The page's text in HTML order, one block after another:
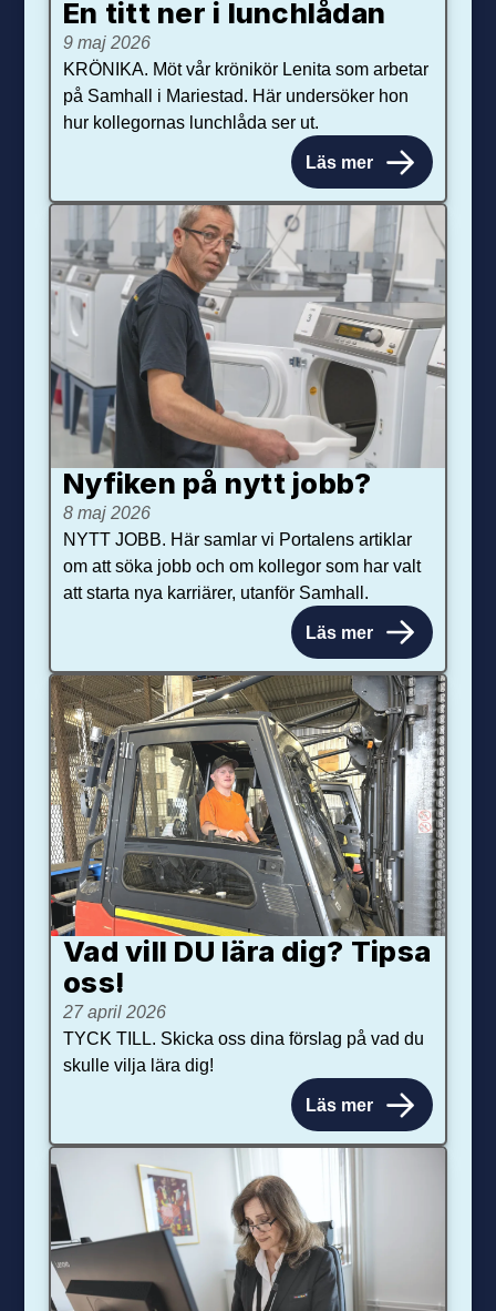
En titt ner i lunchlådan
9 maj 2026
KRÖNIKA. Möt vår krönikör Lenita som arbetar
på Samhall i Mariestad. Här undersöker hon
hur kollegornas lunchlåda ser ut.
Läs mer
Nyfiken på nytt jobb?
8 maj 2026
NYTT JOBB. Här samlar vi Portalens artiklar
om att söka jobb och om kollegor som har valt
att starta nya karriärer, utanför Samhall.
Läs mer
Vad vill DU lära dig? Tipsa
oss!
27 april 2026
TYCK TILL. Skicka oss dina förslag på vad du
skulle vilja lära dig!
Läs mer